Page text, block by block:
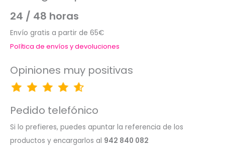
24 / 48 horas
Envío gratis a partir de 65€
Política de envíos y devoluciones
Opiniones muy positivas
Pedido telefónico
Si lo prefieres, puedes apuntar la referencia de los
productos y encargarlos al 942 840 082